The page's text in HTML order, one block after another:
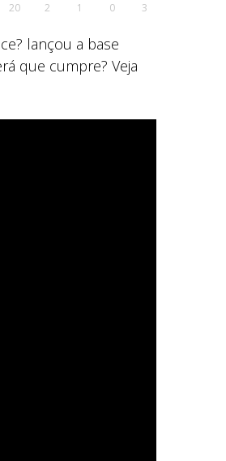
20 2 1 0 3
lançou a base
que cumpre? Veja